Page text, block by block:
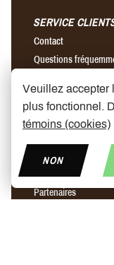
SERVICE
Contact
Questions
Envois & retours
Notre histoire
Magasins
Partenaires
Veuillez accepter
plus fonctionnel.
témoins (cookies)
NON